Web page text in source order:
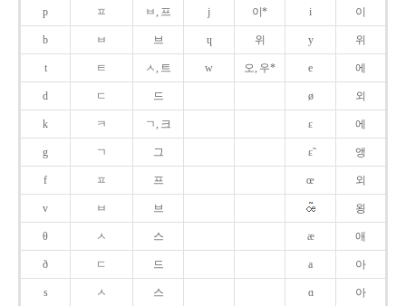
p ㅍ ㅂ, 프 j 이* i 이
b ㅂ 브 ɥ 위 y 위
t ㅌ ㅅ, 트 w 오, 우* e 에
d ㄷ 드 ø 외
k ㅋ ㄱ, 크 ɛ 에
g ㄱ 그 ɛ̃ 앵
f ㅍ 프 œ 외
v ㅂ 브 욍
θ ㅅ 스 æ 애
ð ㄷ 드 a 아
s ㅅ 스 ɑ 아